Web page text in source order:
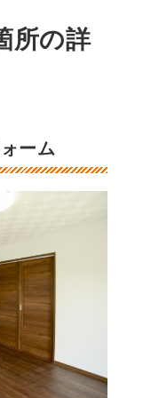
所の詳
ーム